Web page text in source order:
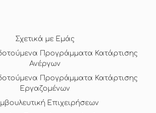
Σχετικά με Εμάς
Προγράμματα Κατάρτισης
Ανέργων
Προγράμματα Κατάρτισης
Εργαζομένων
Επιχειρήσεων